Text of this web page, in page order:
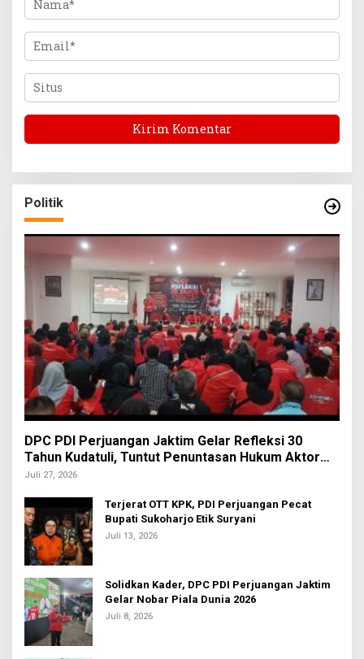
Politik
DPC PDI Perjuangan Jaktim Gelar Refleksi 30
Tahun Kudatuli, Tuntut Penuntasan Hukum Aktor
Intelektual
Juli 27, 2026
Terjerat OTT KPK, PDI Perjuangan Pecat
Bupati Sukoharjo Etik Suryani
Juli 13, 2026
Solidkan Kader, DPC PDI Perjuangan Jaktim
Gelar Nobar Piala Dunia 2026
Juli 8, 2026